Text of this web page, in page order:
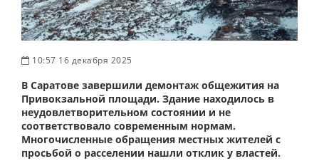
10:57 16 декабря 2025
В Саратове завершили демонтаж общежития на
Привокзальной площади. Здание находилось в
неудовлетворительном состоянии и не
соответствовало современным нормам.
Многочисленные обращения местных жителей с
просьбой о расселении нашли отклик у властей.